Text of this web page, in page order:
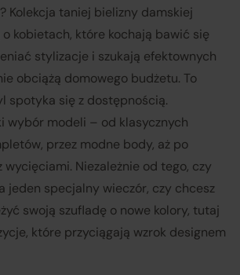
Kolekcja taniej bielizny damskiej
o kobietach, które kochają bawić się
stylizacje i szukają efektownych
obciążą domowego budżetu. To
spotyka się z dostępnością.
wybór modeli – od klasycznych
przez modne body, aż po
wycięciami. Niezależnie od tego, czy
jeden specjalny wieczór, czy chcesz
swoją szufladę o nowe kolory, tutaj
które przyciągają wzrok designem